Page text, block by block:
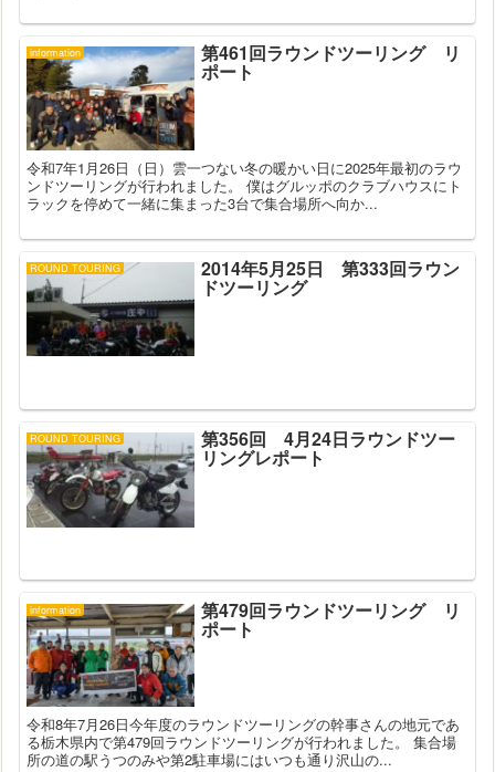
information 第461回ラウンドツーリング リ
ポート
令和7年1月26日（日）雲一つない冬の暖かい日に2025年最初のラウ
ンドツーリングが行われました。 僕はグルッポのクラブハウスにト
ラックを停めて一緒に集まった3台で集合場所へ向か...
ROUND TOURING 2014年5月25日 第333回ラウン
ドツーリング
ROUND TOURING 第356回 4月24日ラウンドツー
リングレポート
information 第479回ラウンドツーリング リ
ポート
令和8年7月26日今年度のラウンドツーリングの幹事さんの地元であ
る栃木県内で第479回ラウンドツーリングが行われました。 集合場
所の道の駅うつのみや第2駐車場にはいつも通り沢山の...